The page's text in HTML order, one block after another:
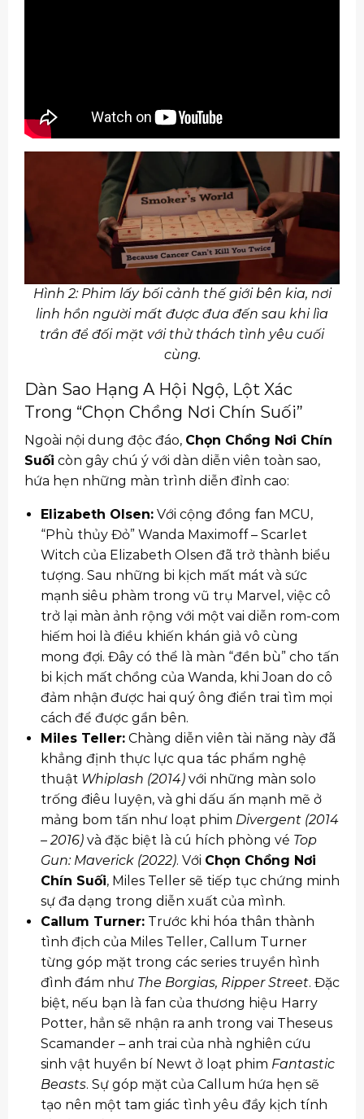
Hình 2: Phim lấy bối cảnh thế giới bên kia, nơi
linh hồn người mất được đưa đến sau khi lìa
trần để đối mặt với thử thách tình yêu cuối
cùng.
Dàn Sao Hạng A Hội Ngộ, Lột Xác
Trong “Chọn Chồng Nơi Chín Suối”
Ngoài nội dung độc đáo, Chọn Chồng Nơi Chín
Suối còn gây chú ý với dàn diễn viên toàn sao,
hứa hẹn những màn trình diễn đỉnh cao:
Elizabeth Olsen: Với cộng đồng fan MCU,
“Phù thủy Đỏ” Wanda Maximoff – Scarlet
Witch của Elizabeth Olsen đã trở thành biểu
tượng. Sau những bi kịch mất mát và sức
mạnh siêu phàm trong vũ trụ Marvel, việc cô
trở lại màn ảnh rộng với một vai diễn rom-com
hiếm hoi là điều khiến khán giả vô cùng
mong đợi. Đây có thể là màn “đền bù” cho tấn
bi kịch mất chồng của Wanda, khi Joan do cô
đảm nhận được hai quý ông điển trai tìm mọi
cách để được gần bên.
Miles Teller: Chàng diễn viên tài năng này đã
khẳng định thực lực qua tác phẩm nghệ
thuật Whiplash (2014) với những màn solo
trống điêu luyện, và ghi dấu ấn mạnh mẽ ở
mảng bom tấn như loạt phim Divergent (2014
– 2016) và đặc biệt là cú hích phòng vé Top
Gun: Maverick (2022). Với Chọn Chồng Nơi
Chín Suối, Miles Teller sẽ tiếp tục chứng minh
sự đa dạng trong diễn xuất của mình.
Callum Turner: Trước khi hóa thân thành
tình địch của Miles Teller, Callum Turner
từng góp mặt trong các series truyền hình
đình đám như The Borgias, Ripper Street. Đặc
biệt, nếu bạn là fan của thương hiệu Harry
Potter, hẳn sẽ nhận ra anh trong vai Theseus
Scamander – anh trai của nhà nghiên cứu
sinh vật huyền bí Newt ở loạt phim Fantastic
Beasts. Sự góp mặt của Callum hứa hẹn sẽ
tạo nên một tam giác tình yêu đầy kịch tính